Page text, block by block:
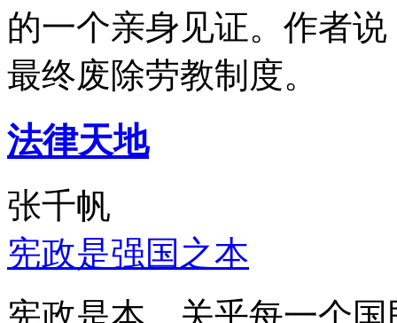
的一个亲身见证。作者
最终废除劳教制度。
法律天地
张千帆
宪政是强国之本
宪政是本，关乎每一个